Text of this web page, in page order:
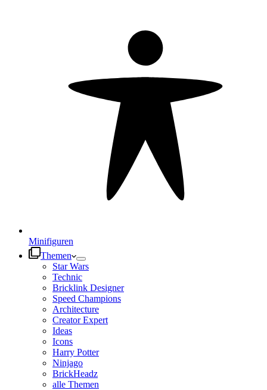
Minifiguren
Themen
Star Wars
Technic
Bricklink Designer
Speed Champions
Architecture
Creator Expert
Ideas
Icons
Harry Potter
Ninjago
BrickHeadz
alle Themen